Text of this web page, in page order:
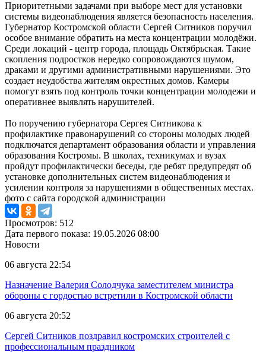
Приоритетными задачами при выборе мест для установки
системы видеонаблюдения является безопасность населения.
Губернатор Костромской области Сергей Ситников поручил
особое внимание обратить на места концентрации молодёжи.
Среди локаций - центр города, площадь Октябрьская. Такие
скопления подростков нередко сопровождаются шумом,
драками и другими административными нарушениями. Это
создает неудобства жителям окрестных домов. Камеры
помогут взять под контроль точки концентрации молодежи и
оперативнее выявлять нарушителей.
По поручению губернатора Сергея Ситникова к
профилактике правонарушений со стороны молодых людей
подключатся департамент образования области и управления
образования Костромы. В школах, техникумах и вузах
пройдут профилактически беседы, где ребят предупредят об
установке дополнительных систем видеонаблюдения и
усилении контроля за нарушениями в общественных местах.
фото с сайта городской администрации
Просмотров: 512
Дата первого показа: 19.05.2026 08:00
Новости
06 августа 22:54
Назначение Валерия Солодчука заместителем министра
обороны с гордостью встретили в Костромской области
06 августа 20:52
Сергей Ситников поздравил костромских строителей с
профессиональным праздником